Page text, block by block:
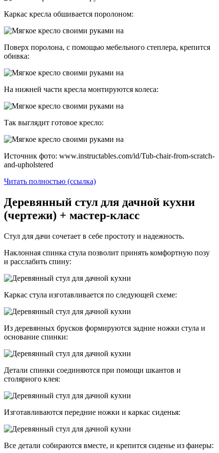
Каркас кресла обшивается поролоном:
Поверх поролона, с помощью мебельного степлера, крепится
обивка:
На нижней части кресла монтируются колеса:
Так выглядит готовое кресло:
Источник фото: www.instructables.com/id/Tub-chair-from-scratch-
and-upholstered
Читать полностью (ссылка)
Деревянный стул для дачной кухни
(чертежи) + мастер-класс
Стул для дачи сочетает в себе простоту и надежность.
Наклонная спинка стула позволит принять комфортную позу
и расслабить спину:
Каркас стула изготавливается по следующей схеме:
Из деревянных брусков формируются задние ножки стула и
основание спинки:
Детали спинки соединяются при помощи шкантов и
столярного клея:
Изготавливаются передние ножки и каркас сиденья:
Все детали собираются вместе, и крепится сиденье из фанеры: